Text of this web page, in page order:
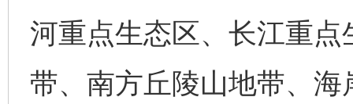
河重点生态区、长江重
带、南方丘陵山地带、海